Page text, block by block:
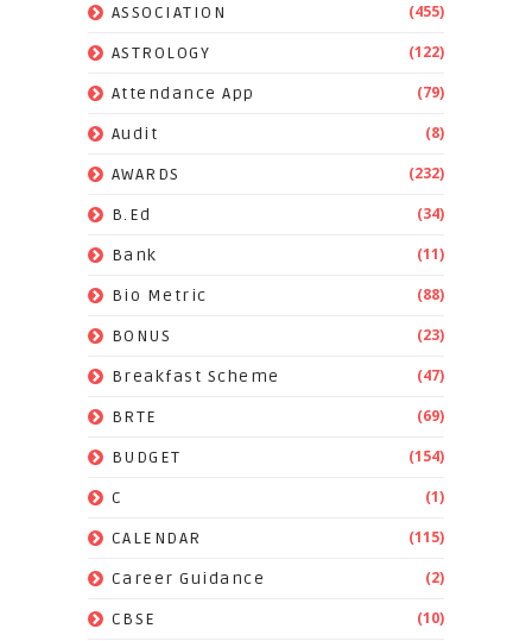
ASSOCIATION (455)
ASTROLOGY (122)
Attendance App (79)
Audit (8)
AWARDS (232)
B.Ed (34)
Bank (11)
Bio Metric (88)
BONUS (23)
Breakfast Scheme (47)
BRTE (69)
BUDGET (154)
C (1)
CALENDAR (115)
Career Guidance (2)
CBSE (10)